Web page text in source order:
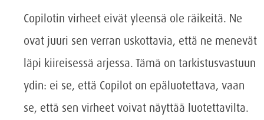
Copilotin virheet eivät yleensä ole räikeitä. Ne
ovat juuri sen verran uskottavia, että ne menevät
läpi kiireisessä arjessa. Tämä on tarkistusvastuun
ydin: ei se, että Copilot on epäluotettava, vaan
se, että sen virheet voivat näyttää luotettavilta.